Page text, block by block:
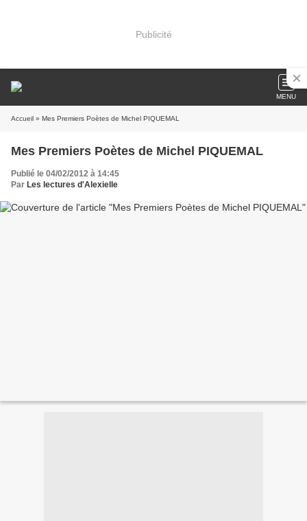
Publicité
MENU
Accueil » Mes Premiers Poètes de Michel PIQUEMAL
Mes Premiers Poètes de Michel PIQUEMAL
Publié le 04/02/2012 à 14:45
Par Les lectures d'Alexielle